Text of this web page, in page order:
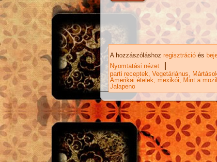
A hozzászóláshoz regisztráció és
Nyomtatási nézet
|
parti receptek Vegetáriánus
Amerikai ételek
mexikói
Mint a
Jalapeno